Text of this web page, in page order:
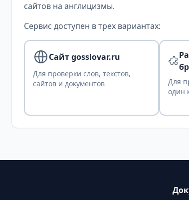
сайтов на англицизмы.
Сервис доступен в трех вариантах:
Сайт gosslovar.ru
Для проверки слов, текстов,
сайтов и документов
Для
один